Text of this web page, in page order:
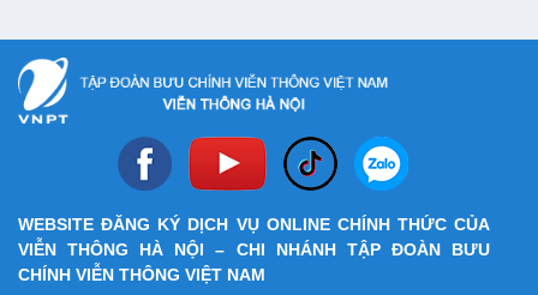
WEBSITE ĐĂNG KÝ DỊCH VỤ ONLINE CHÍNH THỨC CỦA
VIỄN THÔNG HÀ NỘI – CHI NHÁNH TẬP ĐOÀN BƯU
CHÍNH VIỄN THÔNG VIỆT NAM